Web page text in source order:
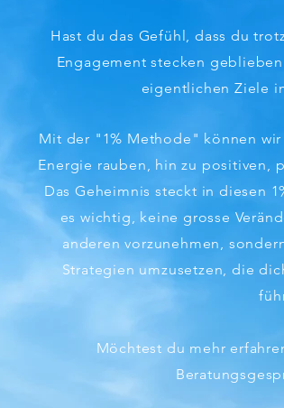
Hast du das Gefühl, dass du
Engagement stecken
eigentlichen Ziele
Mit der "1% Methode" können
Energie rauben, hin zu positiven,
Das Geheimnis steckt in diesen
es wichtig, keine grosse
anderen vorzunehmen,
Strategien umzusetzen, die
Möchtest du mehr